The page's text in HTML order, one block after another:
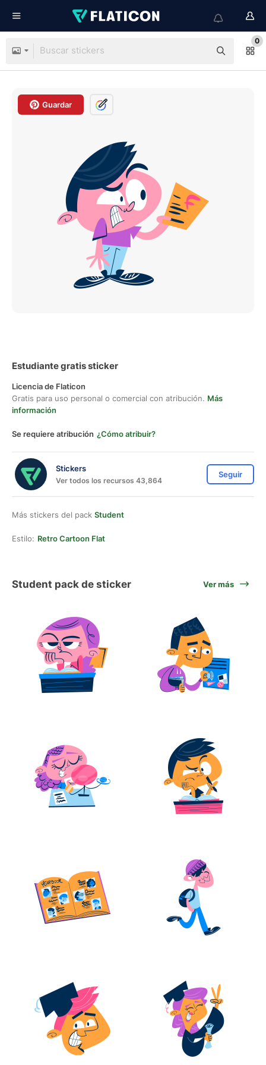
0
Guardar
Estudiante gratis sticker
Licencia de Flaticon
Gratis para uso personal o comercial con atribución. Más
información
Se requiere atribución ¿Cómo atribuir?
Stickers
Ver todos los recursos 43,864
Seguir
Más stickers del pack Student
Estilo: Retro Cartoon Flat
Student pack de sticker Ver más